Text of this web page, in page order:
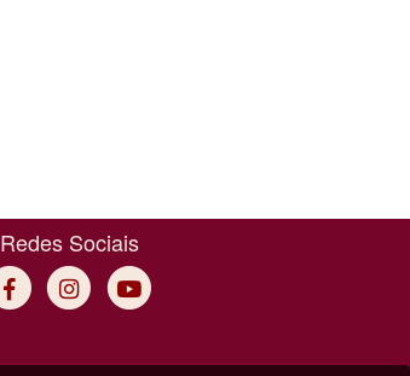
Redes Sociais